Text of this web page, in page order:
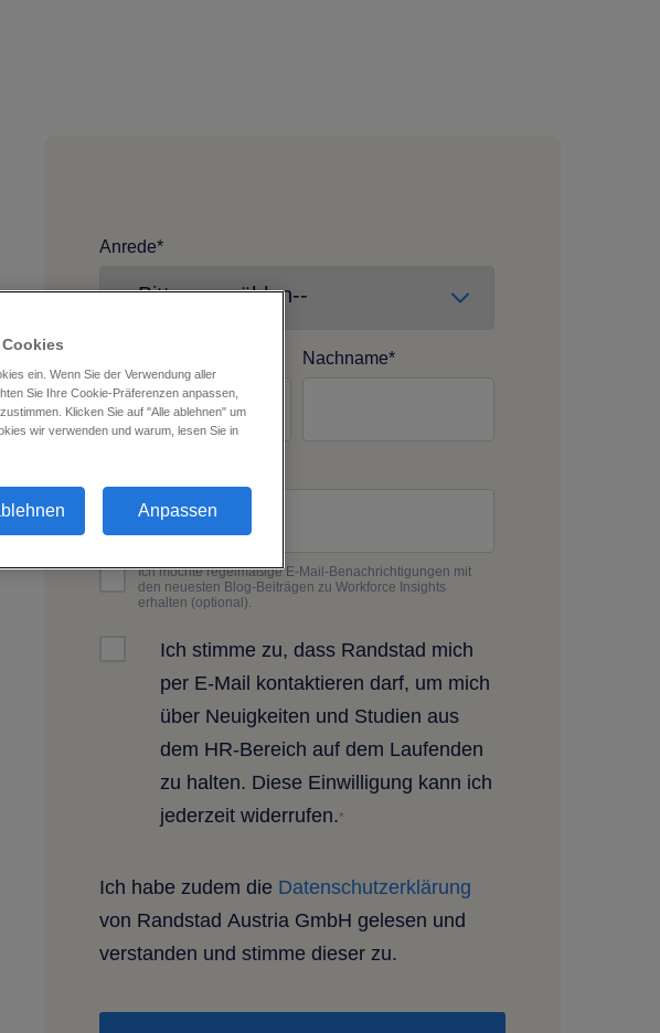
Anrede*
Nachname*
Ich möchte regelmäßige E-Mail-Benachrichtigungen mit
den neuesten Blog-Beiträgen zu Workforce Insights
erhalten (optional).
Ich stimme zu, dass Randstad mich
per E-Mail kontaktieren darf, um mich
über Neuigkeiten und Studien aus
dem HR-Bereich auf dem Laufenden
zu halten. Diese Einwilligung kann ich
jederzeit widerrufen.*
Ich habe zudem die Datenschutzerklärung
von Randstad Austria GmbH gelesen und
verstanden und stimme dieser zu.
ein. Wenn Sie der Verwendung aller
Sie Ihre Cookie-Präferenzen anpassen,
Klicken Sie auf "Alle ablehnen" um
wir verwenden und warum, lesen Sie in
Anpassen